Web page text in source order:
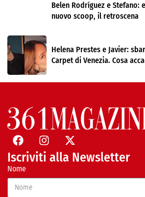
Belen Rodríguez e Stefano:
nuovo scoop, il retroscena
Helena Prestes e Javier:
Carpet di Venezia. Cosa
Iscriviti alla Newsletter
Nome